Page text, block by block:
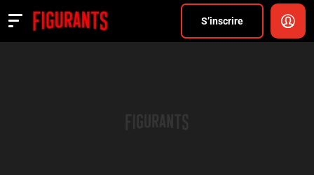
S’inscrire
Actualités